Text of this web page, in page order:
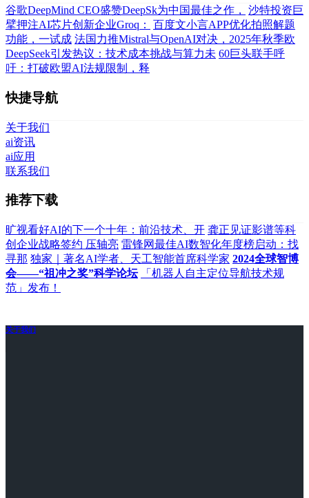
谷歌DeepMind CEO盛赞DeepSk为中国最佳之作，
沙特投资巨
擘押注AI芯片创新企业Groq：
百度文小言APP优化拍照解题
功能，一试成 法国力推Mistral与OpenAI对决，2025年秋季欧
DeepSeek引发热议：技术成本挑战与算力未 60巨头联手呼
吁：打破欧盟AI法规限制，释
快捷导航
关于我们
ai资讯
ai应用
联系我们
推荐下载
旷视看好AI的下一个十年：前沿技术、开 龚正见证影谱等科
创企业战略签约 压轴亮 雷锋网最佳AI数智化年度榜启动：找
寻那 独家｜著名AI学者、天工智能首席科学家 2024全球智博
会——“祖冲之奖”科学论坛
「机器人自主定位导航技术规
范」发布！
关于我们